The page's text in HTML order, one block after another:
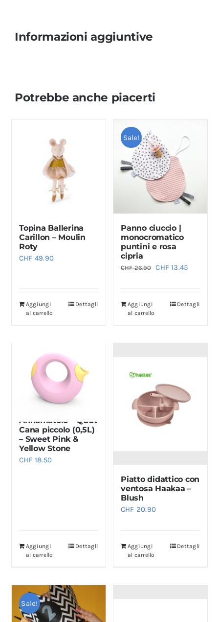
Informazioni aggiuntive
Potrebbe anche piacerti
Topina Ballerina
Carillon – Moulin
Roty
CHF 49.90
Aggiungi
al carrello
Dettagli
Sale!
Panno ciuccio |
monocromatico
puntini e rosa
cipria
CHF26.90 Il
CHF13.45Il
è:
Aggiungi
al carrello
Dettagli
Annaffiatoio – Quut
Cana piccolo (0,5L)
– Sweet Pink &
Yellow Stone
CHF 18.50
Aggiungi
al carrello
Dettagli
Piatto didattico con
ventosa Haakaa –
Blush
CHF 20.90
Aggiungi
al carrello
Dettagli
Sale!